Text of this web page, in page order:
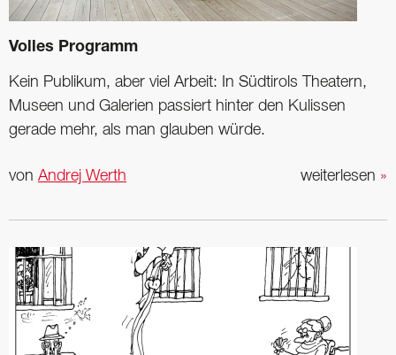
Volles Programm
Kein Publikum, aber viel Arbeit: In Südtirols Theatern,
Museen und Galerien passiert hinter den Kulissen
gerade mehr, als man glauben würde.
weiterlesen »
von Andrej Werth